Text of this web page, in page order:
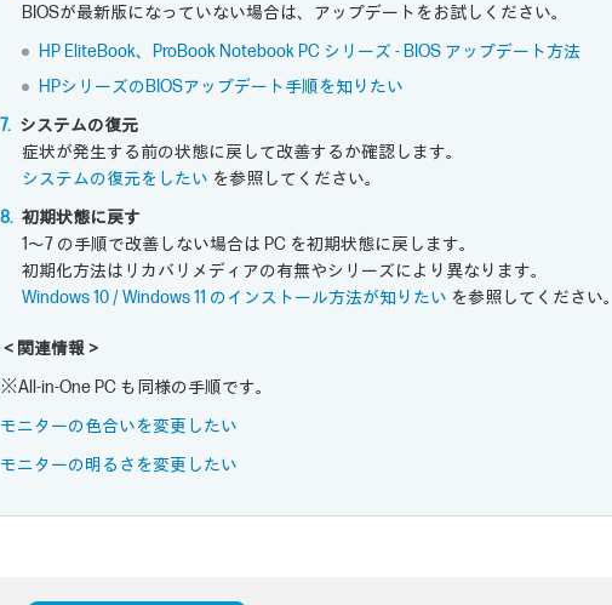
BIOSが最新版になっていない場合は、アップデートをお試しください。
HP EliteBook、ProBook Notebook PC シリーズ - BIOS アップデート方法
HPシリーズのBIOSアップデート手順を知りたい
システムの復元
症状が発生する前の状態に戻して改善するか確認します。
システムの復元をしたい を参照してください。
初期状態に戻す
1～7 の手順で改善しない場合は PC を初期状態に戻します。
初期化方法はリカバリメディアの有無やシリーズにより異なります。
Windows 10 / Windows 11 のインストール方法が知りたい を参照してください。
＜関連情報＞
※All-in-One PC も同様の手順です。
モニターの色合いを変更したい
モニターの明るさを変更したい